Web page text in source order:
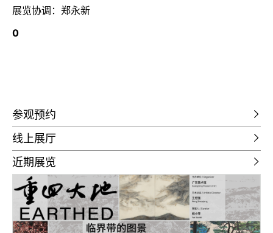
展览协调：郑永新
0
参观预约
线上展厅
近期展览